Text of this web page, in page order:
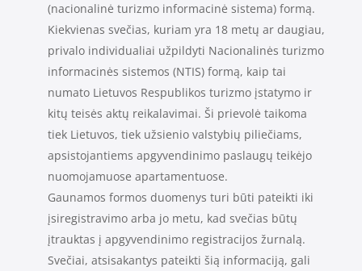
(nacionalinė turizmo informacinė sistema) formą.
Kiekvienas svečias, kuriam yra 18 metų ar daugiau,
privalo individualiai užpildyti Nacionalinės turizmo
informacinės sistemos (NTIS) formą, kaip tai
numato Lietuvos Respublikos turizmo įstatymo ir
kitų teisės aktų reikalavimai. Ši prievolė taikoma
tiek Lietuvos, tiek užsienio valstybių piliečiams,
apsistojantiems apgyvendinimo paslaugų teikėjo
nuomojamuose apartamentuose.
Gaunamos formos duomenys turi būti pateikti iki
įsiregistravimo arba jo metu, kad svečias būtų
įtrauktas į apgyvendinimo registracijos žurnalą.
Svečiai, atsisakantys pateikti šią informaciją, gali